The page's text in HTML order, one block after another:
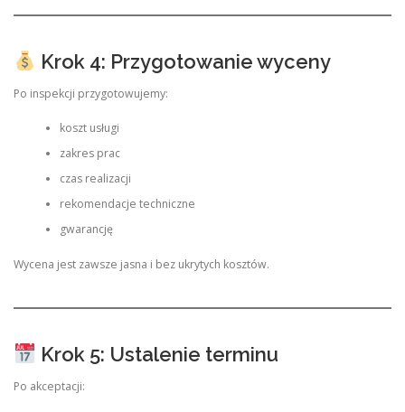
Krok 4: Przygotowanie wyceny
Po inspekcji przygotowujemy:
koszt usługi
zakres prac
czas realizacji
rekomendacje techniczne
gwarancję
Wycena jest zawsze jasna i bez ukrytych kosztów.
Krok 5: Ustalenie terminu
Po akceptacji: